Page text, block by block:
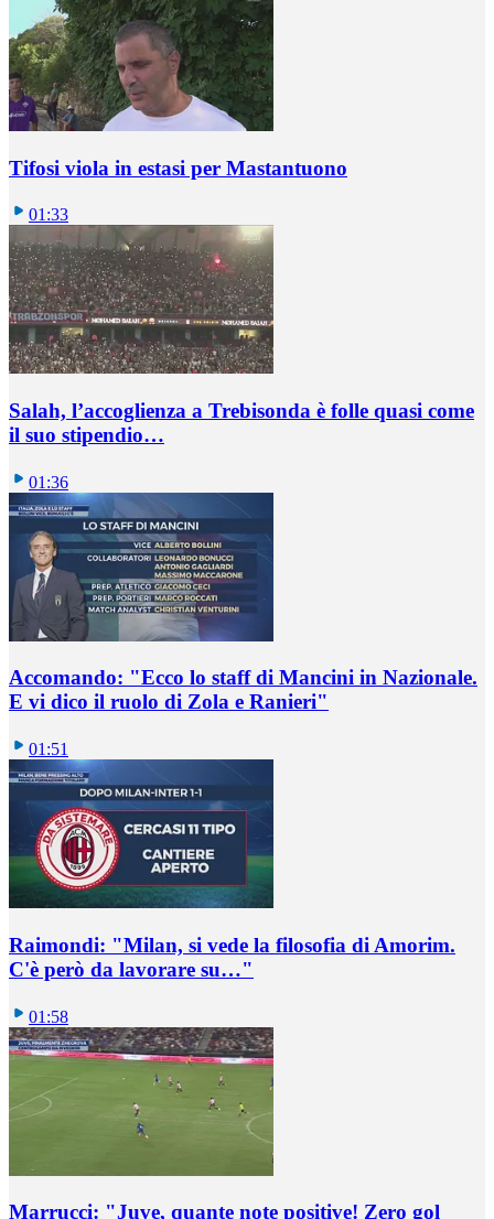
Tifosi viola in estasi per Mastantuono
01:33
Salah, l’accoglienza a Trebisonda è folle quasi come
il suo stipendio…
01:36
Accomando: "Ecco lo staff di Mancini in Nazionale.
E vi dico il ruolo di Zola e Ranieri"
01:51
Raimondi: "Milan, si vede la filosofia di Amorim.
C'è però da lavorare su…"
01:58
Marrucci: "Juve, quante note positive! Zero gol